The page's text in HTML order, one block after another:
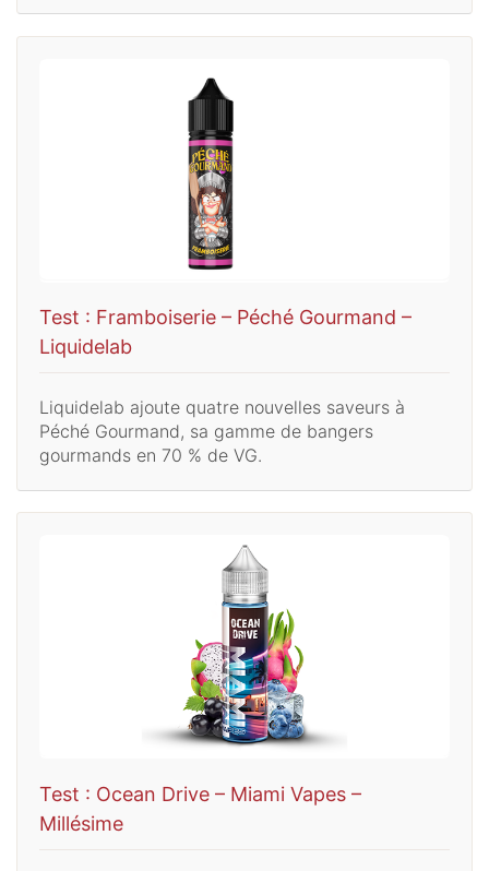
Test : Framboiserie – Péché Gourmand –
Liquidelab
Liquidelab ajoute quatre nouvelles saveurs à
Péché Gourmand, sa gamme de bangers
gourmands en 70 % de VG.
Test : Ocean Drive – Miami Vapes –
Millésime